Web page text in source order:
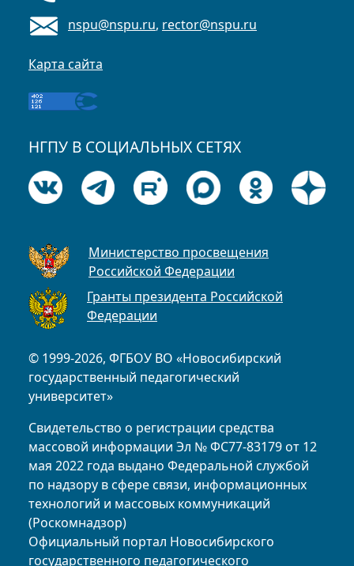
© 1999-2026, ФГБОУ ВО «Новосибирский
государственный педагогический
университет»
Свидетельство о регистрации средства
массовой информации Эл № ФС77-83179 от 12
мая 2022 года выдано Федеральной службой
по надзору в сфере связи, информационных
технологий и массовых коммуникаций
(Роскомнадзор)
Официальный портал Новосибирского
государственного педагогического
nspu@nspu.ru, rector@nspu.ru
Карта сайта
НГПУ В СОЦИАЛЬНЫХ СЕТЯХ
Министерство просвещения
Российской Федерации
Гранты президента Российской
Федерации